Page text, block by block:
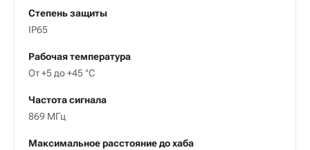
Степень защиты
IР65
Рабочая температура
От +5 до +45 °С
Частота сигнала
869 МГц
Максимальное расстояние до хаба